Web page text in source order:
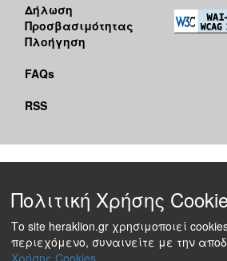
Δήλωση
Προσβασιμότητας
Πλοήγηση
FAQs
RSS
Πολιτική Χρήσης
Το site heraklion.gr χρησιμοποιεί
περιεχόμενο, συναινείτε με την
Χρήσης Cookies